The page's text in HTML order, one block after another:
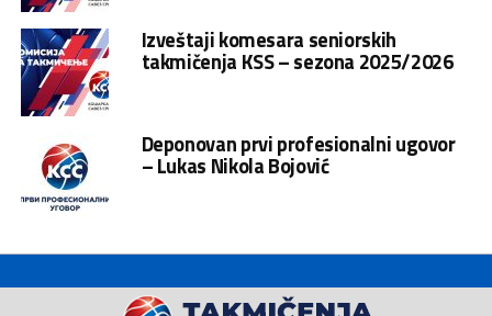
Izveštaji komesara seniorskih
takmičenja KSS – sezona 2025/2026
Deponovan prvi profesionalni ugovor
– Lukas Nikola Bojović